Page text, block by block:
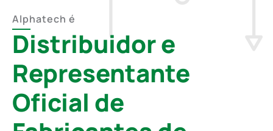
Alphatech é
Distribuidor e
Representante
Oficial de